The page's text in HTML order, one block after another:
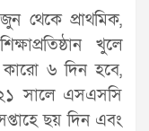
থেকে প্রাথমিক,
খুলে
কারো ৬ দিন হবে,
সালে এসএসসি
ছয় দিন এবং